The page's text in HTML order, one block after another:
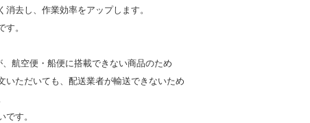
去し、作業効率をアップします。
。
航空便・船便に搭載できない商品のため
いただいても、配送業者が輸送できないため
す。